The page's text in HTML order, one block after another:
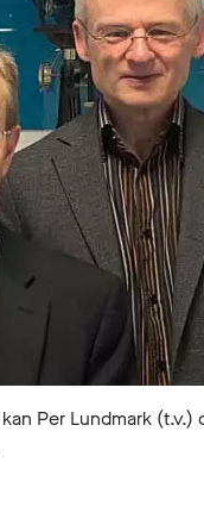
Per Lundmark